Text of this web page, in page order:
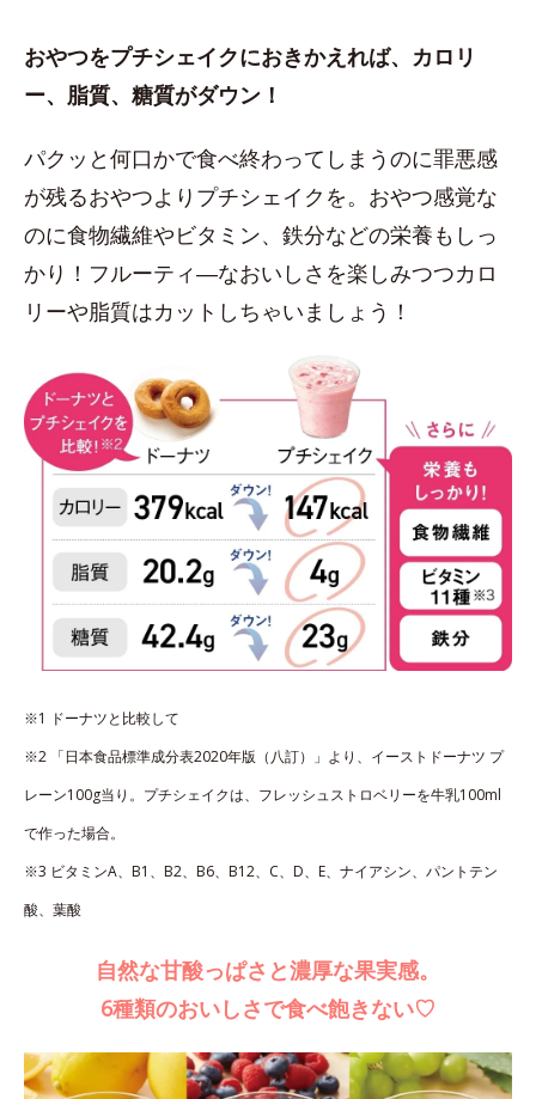
おやつをプチシェイクにおきかえれば、カロリ
ー、脂質、糖質がダウン！
パクッと何口かで食べ終わってしまうのに罪悪感
が残るおやつよりプチシェイクを。おやつ感覚な
のに食物繊維やビタミン、鉄分などの栄養もしっ
かり！フルーティ―なおいしさを楽しみつつカロ
リーや脂質はカットしちゃいましょう！
※1 ドーナツと比較して
※2 「日本食品標準成分表2020年版（八訂）」より、イーストドーナツ プ
レーン100g当り。プチシェイクは、フレッシュストロベリーを牛乳100ml
で作った場合。
※3 ビタミンA、B1、B2、B6、B12、C、D、E、ナイアシン、パントテン
酸、葉酸
自然な甘酸っぱさと濃厚な果実感。
6種類のおいしさで食べ飽きない♡